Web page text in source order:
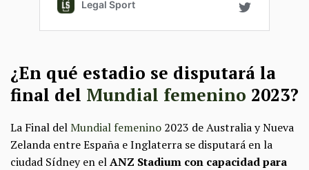
¿En qué estadio se disputará la
final del Mundial femenino 2023?
La Final delMundial femenino 2023 de Australia y Nueva
Zelanda entre España e Inglaterra se disputará en la
ciudad Sídney en elANZ Stadium con capacidad para